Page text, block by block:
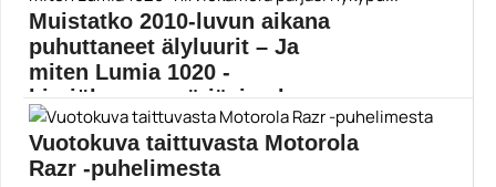
Muistatko 2010-luvun aikana
puhuttaneet älyluurit – Ja
miten Lumia 1020 -
hirviökamera pärjäsi nykypu...
Vuodenvaihde lähestyy – ja samalla vuosikymmenen
loppu. On...
Apple
Vuotokuva taittuvasta Motorola
Razr -puhelimesta